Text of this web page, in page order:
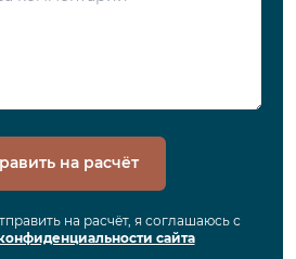
на расчёт
на расчёт, я соглашаюсь с
сайта